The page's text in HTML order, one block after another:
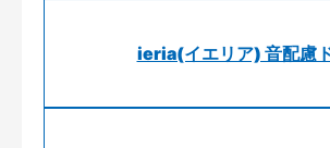
ieria(イエリア) 音配慮